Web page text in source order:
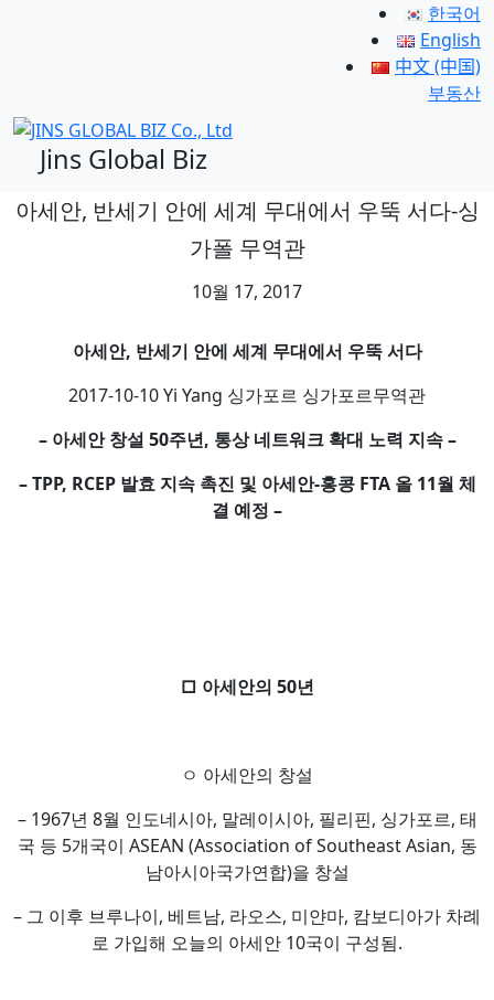
한국어
English
中文 (中国)
부동산
Jins Global Biz
아세안, 반세기 안에 세계 무대에서 우뚝 서다-싱
가폴 무역관
10월 17, 2017
아세안, 반세기 안에 세계 무대에서 우뚝 서다
2017-10-10 Yi Yang 싱가포르 싱가포르무역관
– 아세안 창설 50주년, 통상 네트워크 확대 노력 지속 –
– TPP, RCEP 발효 지속 촉진 및 아세안-홍콩 FTA 올 11월 체
결 예정 –
□ 아세안의 50년
ㅇ 아세안의 창설
– 1967년 8월 인도네시아, 말레이시아, 필리핀, 싱가포르, 태
국 등 5개국이 ASEAN (Association of Southeast Asian, 동
남아시아국가연합)을 창설
– 그 이후 브루나이, 베트남, 라오스, 미얀마, 캄보디아가 차례
로 가입해 오늘의 아세안 10국이 구성됨.